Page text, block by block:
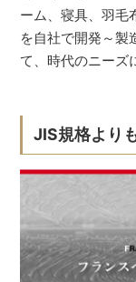
ーム、寝具、羽毛
を自社で開発～製
て、時代のニーズ
JIS規格より